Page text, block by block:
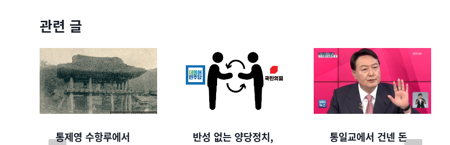
관련 글
통제영 수항루에서
반성 없는 양당정치,
통일교에서 건넨 돈